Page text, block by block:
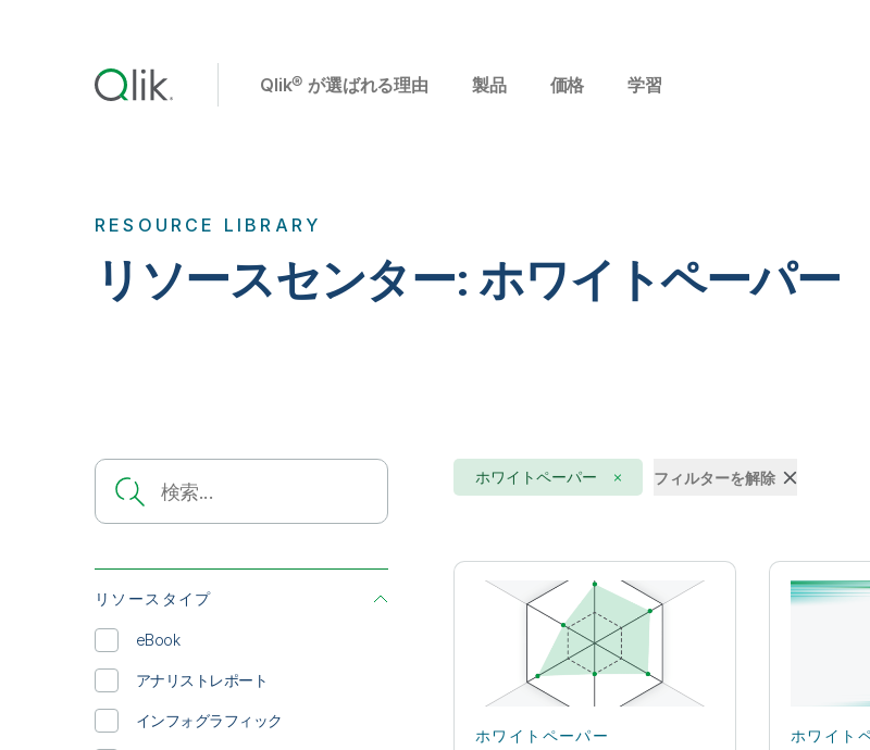
Qlik® が選ばれる理由 製品 価格 学習
RESOURCE LIBRARY
リソースセンター: ホワイトペーパー
リソースタイプ
eBook
アナリストレポート
インフォグラフィック
ホワイトペーパー フィルターを解除
ホワイトペーパー ホワイト